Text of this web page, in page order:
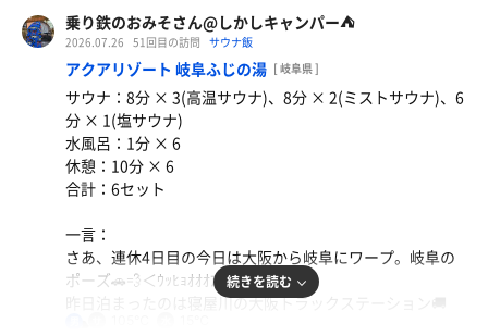
ミネラルむぎ茶
晚メッシはウチでこはだの酢漬けを食いました🤣 麦茶
パックで水出ししたので水筒にIN🤣
ウォータークーラー
ッグ🥚を乗せて。見た目キチャナイので写真自重🤪
メッツライチ
ウォータークーラー
寝ぼけマナコもしっかりバチコリ👀。朝から最高(*｀ω´)b
今日は昼に穂積で用事があること以外は今のところなーも
なくて夜に浜松に戻れたらいいので急ぐアレはないんだけ
ど、まあ起きたし朝メッシは早い時間に喰っておきましょ
う🤤
と、言うわけでまだ回転前だけどあと10分くらいだし3階
で蘭丸開くの待ちましょうかねー😊
今回もいつものハムエッグ定食に納豆追加で🍳 𓈒𓂂𓏸。なん
だかんだ泊まりの時はこれにしちゃうよなぁ🤣
ホントは朝ラーヌン🍜が追加料金でイケるのがアテクシ的
にはかなりありがたいんだけど…はい、贅沢は言わない…
さて、大阪から岐阜にバビューンと移動してきて🚗💨、ふ
じこで景気づけしたあとは一番町へ。
改装後初のNEOGIFUへ。さあ、立駐ガチャはどうですか…
っと…あ、満車の立て札ないな🤪
早く来たかいがあったね。ありがたく立駐ガチャ成功。駐
車出来ました(｡¯∀¯｡)ﾆﾋ♪
で、館内着に着替えて2階のサウナ室へ😜
ちょうど14時のゲストアウフグースの時間。まだ空きがあ
今日のギーサーは最近わがまちサウナ大阪野田を卒業した
HAYATEさん。満員のサウナ室でのパフォーマンスは良き
でしたわ🥹
乗り鉄のおみそさん@しかしキャンパー⛺
2026.07.26 51回目の訪問 サウナ飯
アクアリゾート 岐阜ふじの湯 [ 岐阜県 ]
サウナ：8分 × 3(高温サウナ)、8分 × 2(ミストサウナ)、6
分 × 1(塩サウナ)
水風呂：1分 × 6
休憩：10分 × 6
合計：6セット
一言：
さあ、連休4日目の今日は大阪から岐阜にワープ。岐阜の
ポーズ🚗💨＜ｳｯﾋｮｵｵｵｱｱｱ!!!
昨日泊まったのは寝屋川の大阪トラックステーション🚚
続きを読む